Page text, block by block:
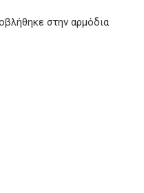
στην αρμόδια